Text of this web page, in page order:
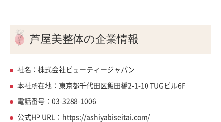
芦屋美整体の企業情報
社名：株式会社ビューティージャパン
本社所在地：東京都千代田区飯田橋2-1-10 TUGビル6F
電話番号：03-3288-1006
公式HP URL：https://ashiyabiseitai.com/